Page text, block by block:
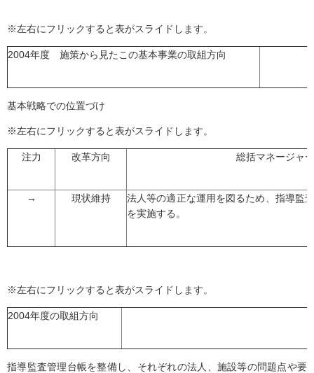
※左右にフリックすると表がスライドします。
2004年度 施策から見たこの基本事業の取組方向
基本戦略での位置づけ
※左右にフリックすると表がスライドします。
注力 改革方向 総括マネージャ
→ 現状維持
法人等の適正な運用を図るため、指導監
を実施する。
※左右にフリックすると表がスライドします。
2004年度の取組方向
指導監査管理台帳を整備し、それぞれの法人、施設等の問題点や要